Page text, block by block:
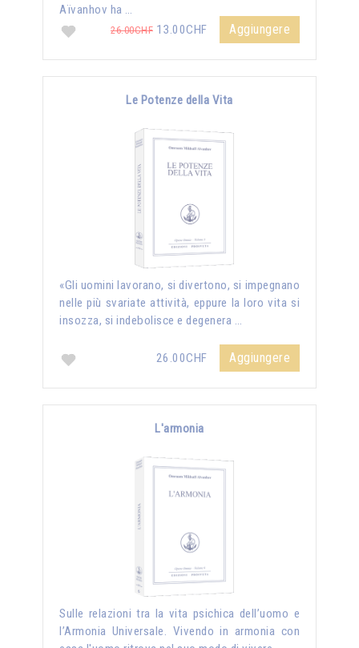
Aïvanhov ha …
26.00CHF 13.00CHF Aggiungere
Le Potenze della Vita
«Gli uomini lavorano, si divertono, si impegnano
nelle più svariate attività, eppure la loro vita si
insozza, si indebolisce e degenera …
26.00CHF Aggiungere
L'armonia
Sulle relazioni tra la vita psichica dell’uomo e
l’Armonia Universale. Vivendo in armonia con